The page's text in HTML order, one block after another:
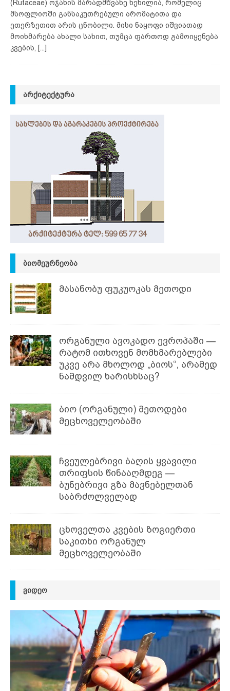
(Rutaceae) ოჯახის მარადმწვანე ხეხილია, რომელიც
მსოფლიოში განსაკუთრებული არომატითა და
ეთერზეთით არის ცნობილი. მისი ნაყოფი იშვიათად
მოიხმარება ახალი სახით, თუმცა ფართოდ გამოიყენება
კვების,
[...]
ᲐᲠᲥᲘᲢᲔᲥᲢᲣᲠᲐ
ᲑᲘᲝᲛᲔᲣᲠᲜᲔᲝᲑᲐ
მასანობუ ფუკუოკას მეთოდი
ორგანული ავოკადო ევროპაში —
რატომ ითხოვენ მომხმარებლები
უკვე არა მხოლოდ „ბიოს“, არამედ
ნამდვილ ხარისხსაც?
ბიო (ორგანული) მეთოდები
მეცხოველეობაში
ჩვეულებრივი ბაღის ყვავილი
თრიფსის წინააღმდეგ —
ბუნებრივი გზა მავნებელთან
საბრძოლველად
ცხოველთა კვების ზოგიერთი
საკითხი ორგანულ
მეცხოველეობაში
ᲕᲘᲓᲔᲝ